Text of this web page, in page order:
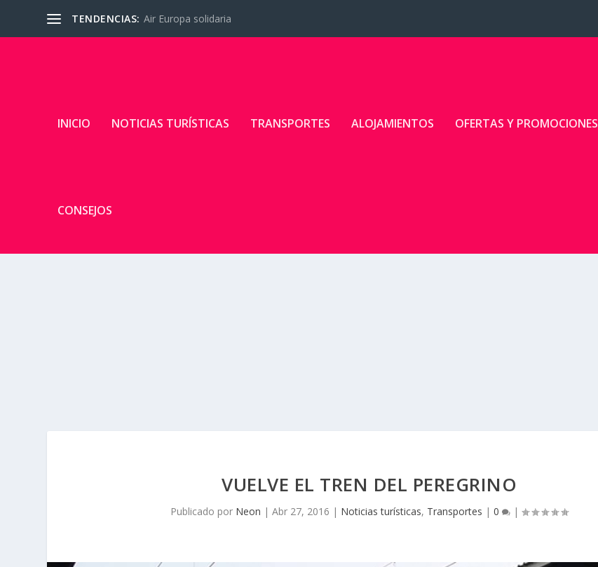
TENDENCIAS: Nace Airmel, la aerolínea de Melilla
INICIO NOTICIAS TURÍSTICAS TRANSPORTES ALOJAMIENTOS OFERTAS Y PROMOCIONES
CONSEJOS
VUELVE EL TREN DEL PEREGRINO
Publicado por Neon |Abr 27, 2016 | Noticias turísticas, Transportes |0 |